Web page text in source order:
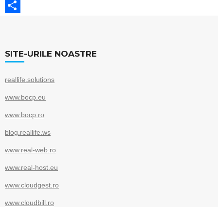
c
o
k
w
t
r
E
ia
e
SITE-URILE NOASTRE
reallife.solutions
www.bocp.eu
www.bocp.ro
blog.reallife.ws
www.real-web.ro
www.real-host.eu
www.cloudgest.ro
www.cloudbill.ro